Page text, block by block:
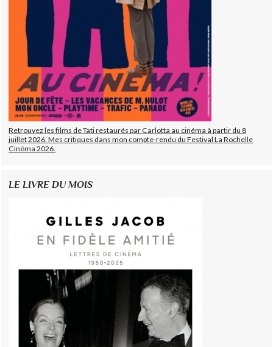
Retrouvez les films de Tati restaurés par Carlotta au cinéma à partir du 8
juillet 2026. Mes critiques dans mon compte-rendu du Festival La Rochelle
Cinéma 2026.
LE LIVRE DU MOIS